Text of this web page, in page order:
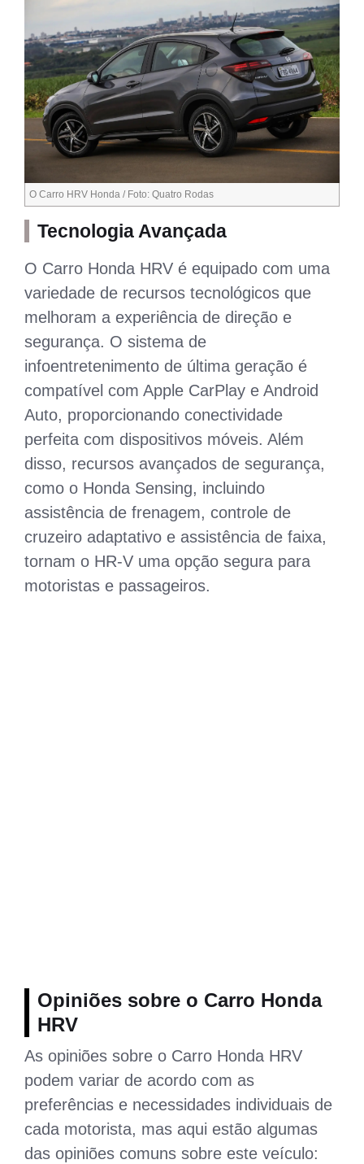
O Carro HRV Honda / Foto: Quatro Rodas
Tecnologia Avançada
O Carro Honda HRV é equipado com uma
variedade de recursos tecnológicos que
melhoram a experiência de direção e
segurança. O sistema de
infoentretenimento de última geração é
compatível com Apple CarPlay e Android
Auto, proporcionando conectividade
perfeita com dispositivos móveis. Além
disso, recursos avançados de segurança,
como o Honda Sensing, incluindo
assistência de frenagem, controle de
cruzeiro adaptativo e assistência de faixa,
tornam o HR-V uma opção segura para
motoristas e passageiros.
Opiniões sobre o Carro Honda
HRV
As opiniões sobre o Carro Honda HRV
podem variar de acordo com as
preferências e necessidades individuais de
cada motorista, mas aqui estão algumas
das opiniões comuns sobre este veículo: